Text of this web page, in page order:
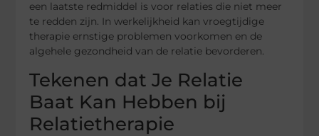
een laatste redmiddel is voor relaties die niet meer
te redden zijn. In werkelijkheid kan vroegtijdige
therapie ernstige problemen voorkomen en de
algehele gezondheid van de relatie bevorderen.
Tekenen dat Je Relatie
Baat Kan Hebben bij
Relatietherapie